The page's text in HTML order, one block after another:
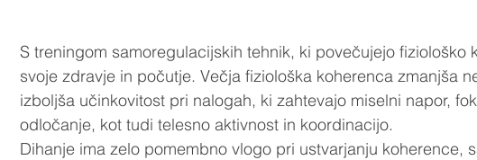
S treningom samoregulacijskih tehnik, ki povečujejo fiziološko
svoje zdravje in počutje. Večja fiziološka koherenca zmanjša
izboljša učinkovitost pri nalogah, ki zahtevajo miselni napor,
odločanje, kot tudi telesno aktivnost in koordinacijo.
Dihanje ima zelo pomembno vlogo pri ustvarjanju koherence,